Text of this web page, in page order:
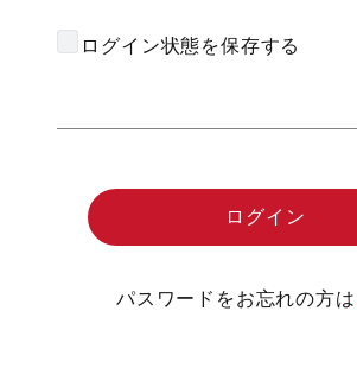
ログイン状態を保存する
パスワードをお忘れの方は